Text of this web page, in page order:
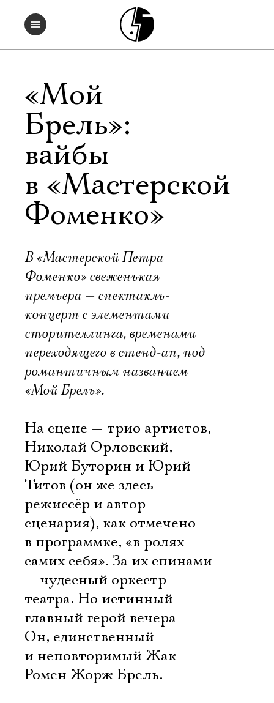
«Мой
Брель»:
вайбы
в «Мастерской
Фоменко»
В «Мастерской Петра
Фоменко» свеженькая
премьера — спектакль-
концерт с элементами
сторителлинга, временами
переходящего в стенд-ап, под
романтичным названием
«Мой Брель».
На сцене — трио артистов,
Николай Орловский,
Юрий Буторин и Юрий
Титов (он же здесь —
режиссёр и автор
сценария), как отмечено
в программке, «в ролях
самих себя». За их спинами
— чудесный оркестр
театра. Но истинный
главный герой вечера —
Он, единственный
и неповторимый Жак
Ромен Жорж Брель.